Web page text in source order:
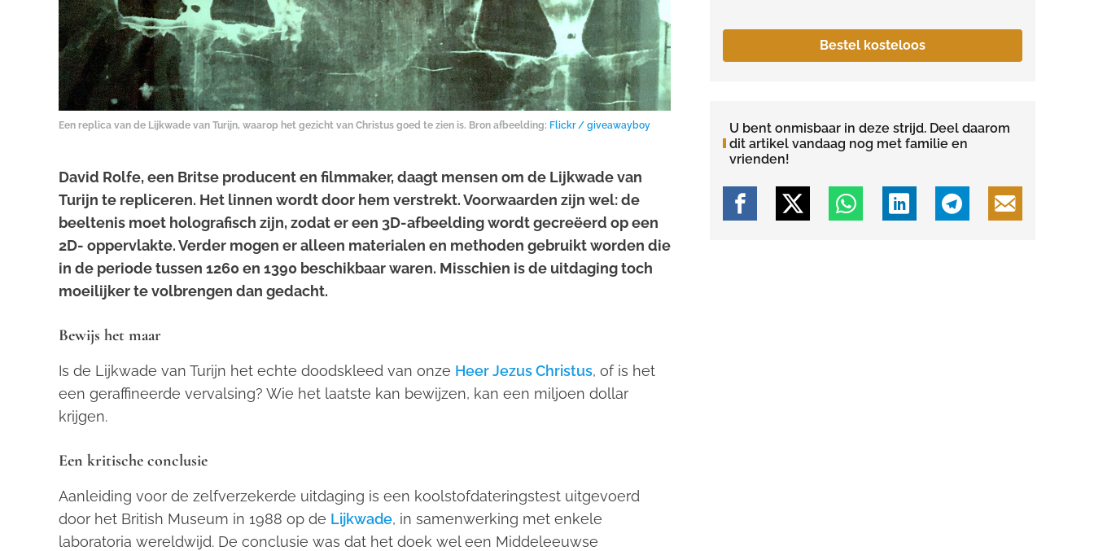
Een replica van de Lijkwade van Turijn, waarop het gezicht van Christus goed te zien is. Bron afbeelding: Flickr / giveawayboy
David Rolfe, een Britse producent en filmmaker, daagt mensen om de Lijkwade van
Turijn te repliceren. Het linnen wordt door hem verstrekt. Voorwaarden zijn wel: de
beeltenis moet holografisch zijn, zodat er een 3D-afbeelding wordt gecreëerd op een
2D- oppervlakte. Verder mogen er alleen materialen en methoden gebruikt worden die
in de periode tussen 1260 en 1390 beschikbaar waren. Misschien is de uitdaging toch
moeilijker te volbrengen dan gedacht.
Bewijs het maar
Is de Lijkwade van Turijn het echte doodskleed van onze Heer Jezus Christus, of is het
een geraffineerde vervalsing? Wie het laatste kan bewijzen, kan een miljoen dollar
krijgen.
Een kritische conclusie
Aanleiding voor de zelfverzekerde uitdaging is een koolstofdateringstest uitgevoerd
door het British Museum in 1988 op de Lijkwade, in samenwerking met enkele
laboratoria wereldwijd. De conclusie was dat het doek wel een Middeleeuwse
Bestel kosteloos
U bent onmisbaar in deze strijd. Deel daarom
dit artikel vandaag nog met familie en
vrienden!